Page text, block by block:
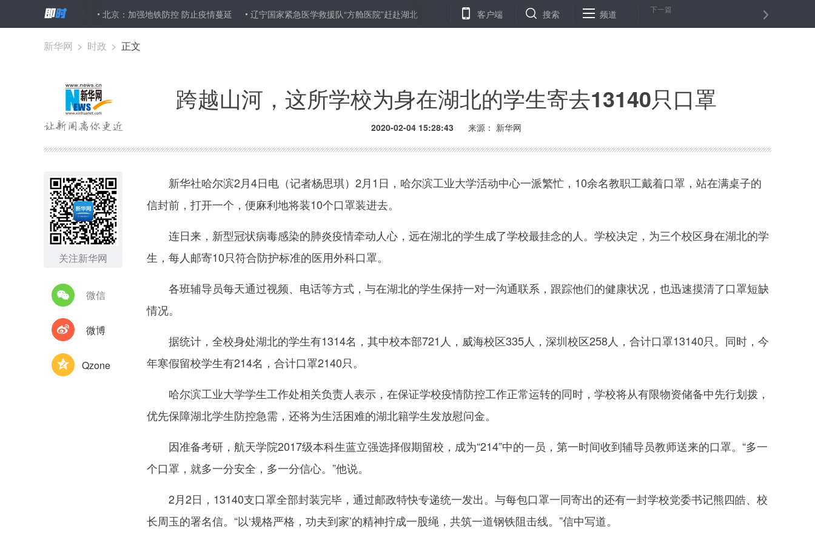
寄去13140只口罩 北京：加强地铁防控 防止疫情蔓延 辽宁国家紧急医学救援队“方舱医院”赶赴湖北 铁路“消毒员”老李：能上一线是退休前的荣耀 湖北警方抓获销售59.5万只伪劣口罩嫌疑人
客户端 搜索 频道 下一篇
新华网 > 时政 > 正文
跨越山河，这所学校为身在湖北的学生寄去13140只口罩
2020-02-04 15:28:43 来源： 新华网
关注新华网
微信
微博
Qzone
新华社哈尔滨2月4日电（记者杨思琪）2月1日，哈尔滨工业大学活动中心一派繁忙，10余名教职工戴着口罩，站在满桌子的
信封前，打开一个，便麻利地将装10个口罩装进去。
连日来，新型冠状病毒感染的肺炎疫情牵动人心，远在湖北的学生成了学校最挂念的人。学校决定，为三个校区身在湖北的学
生，每人邮寄10只符合防护标准的医用外科口罩。
各班辅导员每天通过视频、电话等方式，与在湖北的学生保持一对一沟通联系，跟踪他们的健康状况，也迅速摸清了口罩短缺
情况。
据统计，全校身处湖北的学生有1314名，其中校本部721人，威海校区335人，深圳校区258人，合计口罩13140只。同时，今
年寒假留校学生有214名，合计口罩2140只。
哈尔滨工业大学学生工作处相关负责人表示，在保证学校疫情防控工作正常运转的同时，学校将从有限物资储备中先行划拨，
优先保障湖北学生防控急需，还将为生活困难的湖北籍学生发放慰问金。
因准备考研，航天学院2017级本科生蓝立强选择假期留校，成为“214”中的一员，第一时间收到辅导员教师送来的口罩。“多一
个口罩，就多一分安全，多一分信心。”他说。
2月2日，13140支口罩全部封装完毕，通过邮政特快专递统一发出。与每包口罩一同寄出的还有一封学校党委书记熊四皓、校
长周玉的署名信。“以‘规格严格，功夫到家’的精神拧成一股绳，共筑一道钢铁阻击线。”信中写道。